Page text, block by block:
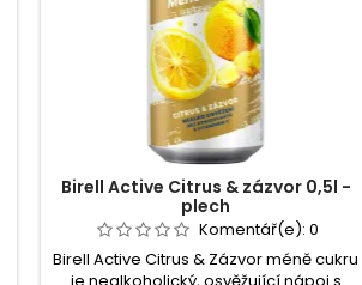
Birell Active Citrus & zázvor 0,5l -
plech
Komentář(e):0
Birell Active Citrus & Zázvor méně cukru
je nealkoholický, osvěžující nápoj s